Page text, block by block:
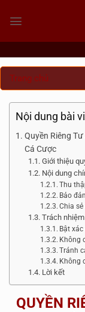
qua
Trang chủ
Nội dung bài
Quyền Riêng
Cá Cược
Giới thiệu
Nội dung
Thu
Bảo
Chia
Trách
Bật
Không
Tránh
Không
Lời kết
QUYỀN